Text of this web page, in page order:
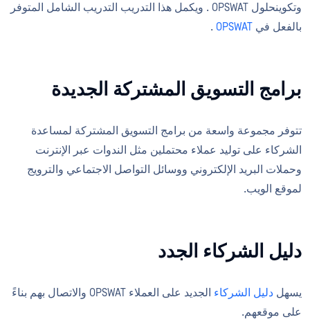
وتكوينحلول OPSWAT . ويكمل هذا التدريب التدريب الشامل المتوفر
بالفعل في OPSWAT
.
برامج التسويق المشتركة الجديدة
تتوفر مجموعة واسعة من برامج التسويق المشتركة لمساعدة
الشركاء على توليد عملاء محتملين مثل الندوات عبر الإنترنت
وحملات البريد الإلكتروني ووسائل التواصل الاجتماعي والترويج
لموقع الويب.
دليل الشركاء الجدد
يسهل دليل الشركاء
الجديد على العملاء OPSWAT والاتصال بهم بناءً
على موقعهم.